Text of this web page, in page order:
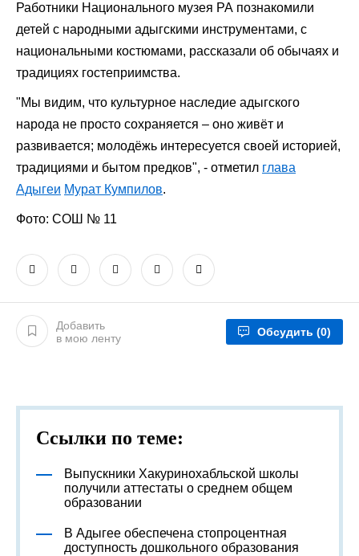
Работники Национального музея РА познакомили
детей с народными адыгскими инструментами, с
национальными костюмами, рассказали об обычаях и
традициях гостеприимства.
"Мы видим, что культурное наследие адыгского
народа не просто сохраняется – оно живёт и
развивается; молодёжь интересуется своей историей,
традициями и бытом предков", - отметил глава
Адыгеи Мурат Кумпилов.
Фото: СОШ № 11
Добавить
в мою ленту
Обсудить (0)
Ссылки по теме:
Выпускники Хакуринохабльской школы
получили аттестаты о среднем общем
образовании
В Адыгее обеспечена стопроцентная
доступность дошкольного образования